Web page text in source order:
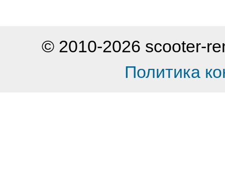
© 2010-2026 scooter-
Политика